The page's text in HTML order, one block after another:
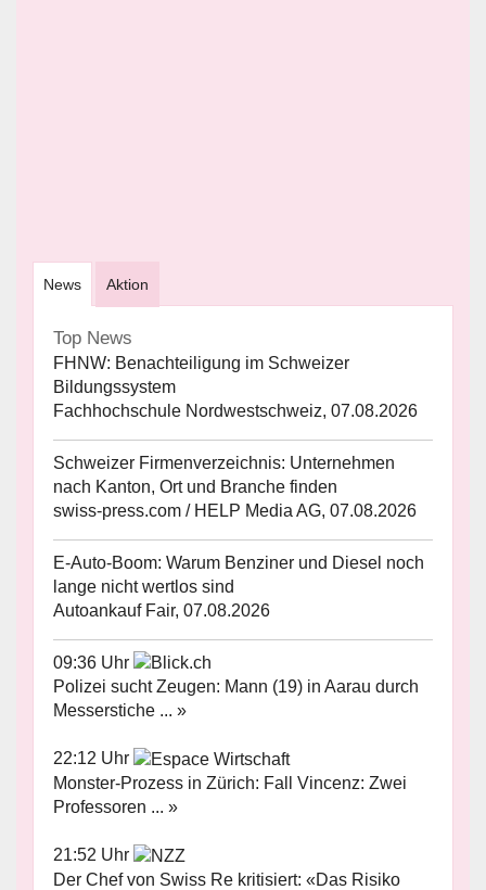
News Aktion
Top News
FHNW: Benachteiligung im Schweizer
Bildungssystem
Fachhochschule Nordwestschweiz, 07.08.2026
Schweizer Firmenverzeichnis: Unternehmen
nach Kanton, Ort und Branche finden
swiss-press.com / HELP Media AG, 07.08.2026
E-Auto-Boom: Warum Benziner und Diesel noch
lange nicht wertlos sind
Autoankauf Fair, 07.08.2026
09:36 Uhr
Polizei sucht Zeugen: Mann (19) in Aarau durch
Messerstiche ... »
22:12 Uhr
Monster-Prozess in Zürich: Fall Vincenz: Zwei
Professoren ... »
21:52 Uhr
Der Chef von Swiss Re kritisiert: «Das Risiko